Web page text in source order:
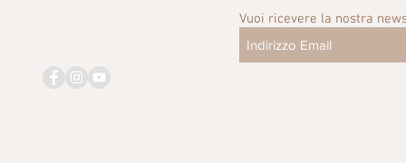
Vuoi ricevere la nostra